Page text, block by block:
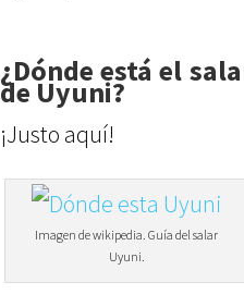
¿Dónde está el
de Uyuni?
¡Justo aquí!
Imagen de wikipedia. Guía del salar
Uyuni.